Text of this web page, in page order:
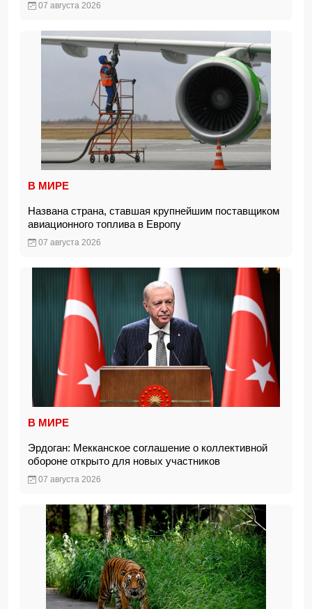
07 августа 2026
В МИРЕ
Названа страна, ставшая крупнейшим поставщиком
авиационного топлива в Европу
07 августа 2026
В МИРЕ
Эрдоган: Мекканское соглашение о коллективной
обороне открыто для новых участников
07 августа 2026